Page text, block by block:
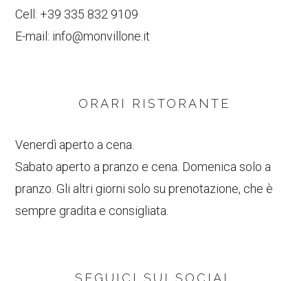
Cell: +39 335 832 9109
E-mail: info@monvillone.it
ORARI RISTORANTE
Venerdì aperto a cena.
Sabato aperto a pranzo e cena. Domenica solo a
pranzo. Gli altri giorni solo su prenotazione, che è
sempre gradita e consigliata.
SEGUICI SUI SOCIAL